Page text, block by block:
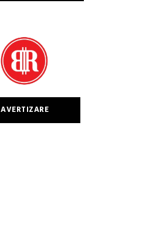
AVERTIZARE